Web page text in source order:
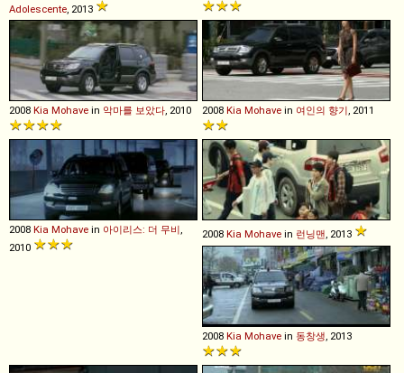
Adolescente , 2013
2008 Kia Mohave in 악마를 보았다 , 2010 2008 Kia Mohave in 여인의 향기 , 2011
2008 Kia Mohave in 아이리스: 더 무비
2010
2008 Kia Mohave in 런닝맨 , 2013
2008 Kia Mohave in 동창생 , 2013